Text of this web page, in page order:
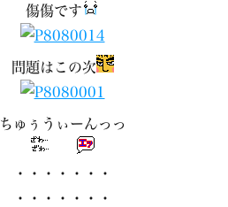
傷傷です
問題はこの次
ちゅぅうぃーんっっ
・・・・・・・
・・・・・・・